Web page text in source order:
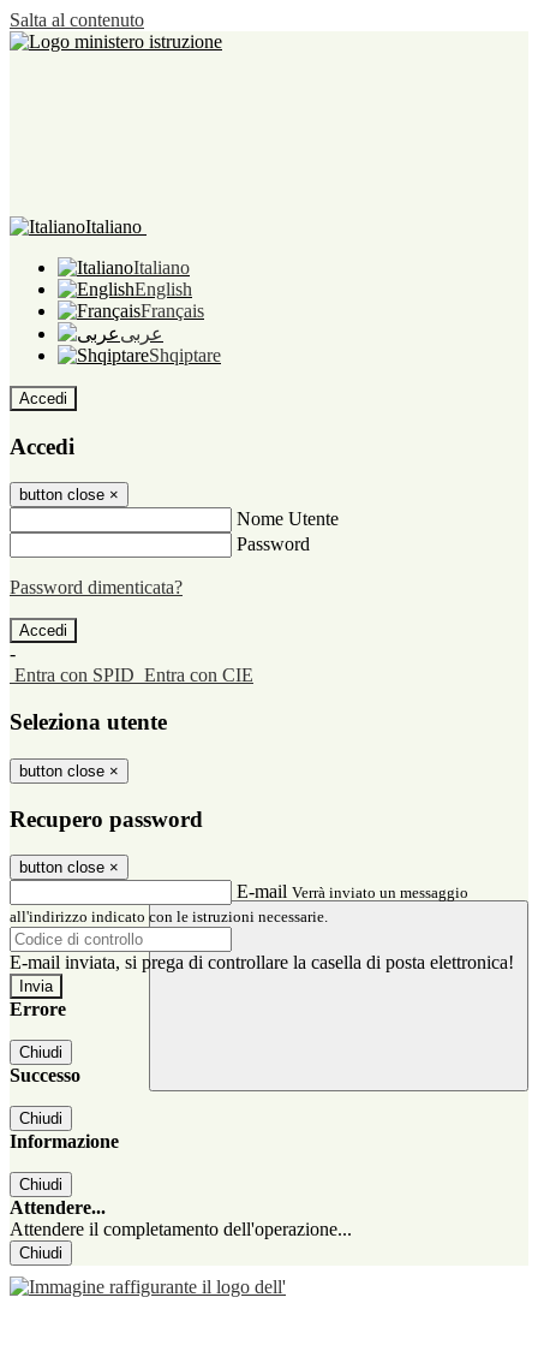
Salta al contenuto
Italiano
Italiano
English
Français
عربى
Shqiptare
Accedi
Accedi
button close ×
Nome Utente
Password
Password dimenticata?
-
Entra con SPID Entra con CIE
Seleziona utente
button close ×
Recupero password
button close ×
E-mail Verrà inviato un messaggio
all'indirizzo indicato con le istruzioni necessarie.
E-mail inviata, si prega di controllare la casella di posta elettronica!
Errore
Chiudi
Successo
Chiudi
Informazione
Chiudi
Attendere...
Attendere il completamento dell'operazione...
Chiudi